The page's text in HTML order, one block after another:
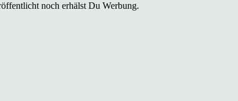
noch erhälst Du Werbung.